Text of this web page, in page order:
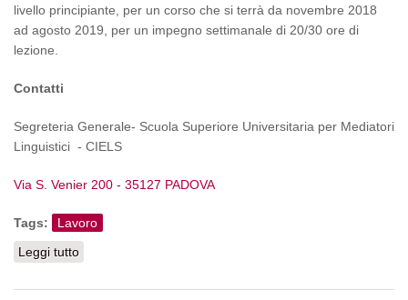
livello principiante, per un corso che si terrà da novembre 2018
ad agosto 2019, per un impegno settimanale di 20/30 ore di
lezione.
Contatti
Segreteria Generale- Scuola Superiore Universitaria per Mediatori
Linguistici - CIELS
Via S. Venier 200 - 35127 PADOVA
Tags:
Lavoro
Leggi tutto